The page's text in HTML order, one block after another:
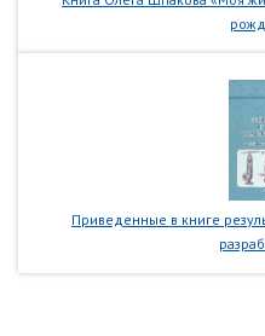
Приведенные в книге